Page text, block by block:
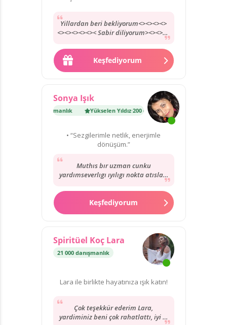
Yillardan beri bekliyorum<><><><>
<><><><><>< Sabir diliyorum><><><>
<<<><<><>><><<><<><>><>><>>>>>>
<>><<>><>><>>>><>>
Keşfediyorum
Sonya Işık
200 danışmanlık Yükselen Yıldız·200 danışmanlık
• “Sezgilerimle netlik, enerjimle
dönüşüm.”
Muthıs bır uzman cunku
yardımseverlıgı ıyılıgı nokta atısları
donusturdu
Keşfediyorum
Spiritüel Koç Lara
21 000 danışmanlık
Lara ile birlikte hayatınıza ışık katın!
Çok teşekkür ederim Lara,
yardiminiz beni çok rahatlattı, iyi ki